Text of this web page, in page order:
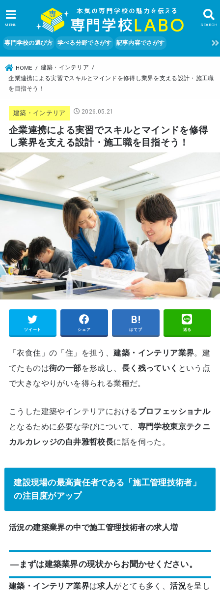
SEARCH
MENU
専門学校の選び方 学べる分野でさがす 記事内容でさがす
HOME
建築・インテリア
企業連携による実習でスキルとマインドを修得し業界を支える設計・施工職
を目指そう！
建築・インテリア 2026.05.21
企業連携による実習でスキルとマインドを修得
し業界を支える設計・施工職を目指そう！
ツイート シェア はてブ 送る
「衣食住」の「住」を担う、建築・インテリア業界。建
てたものは街の一部を形成し、 長く残っていく という点
で大きなやりがいを得られる業種だ。
こうした建築やインテリアにおける プロフェッショナル
となるために必要な学びについて、 専門学校東京テクニ
カルカレッジの白井雅哲校長に話を伺った。
建設現場の最高責任者である「施工管理技術者」
の注目度がアップ
活況の建築業界の中で施工管理技術者の求人増
―まずは建築業界の現状からお聞かせください。
建築・インテリア業界は求人がとても多く、活況を呈し